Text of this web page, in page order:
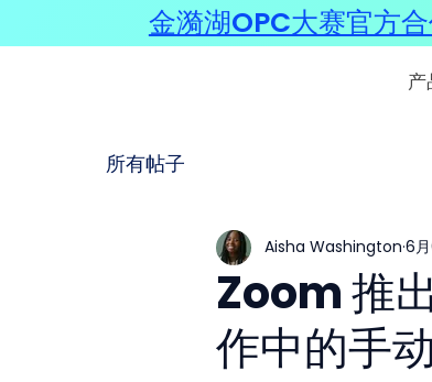
所有帖子
Zoom 推
作中的手
Aisha Washington 6
金漪湖OPC大赛官方